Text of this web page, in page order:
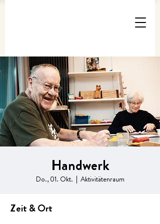
Handwerk
Do., 01. Okt.
  |
Aktivitätenraum
Zeit & Ort